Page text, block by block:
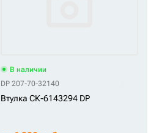
В наличии
DP 207-70-32140
Втулка СК-6143294 DP